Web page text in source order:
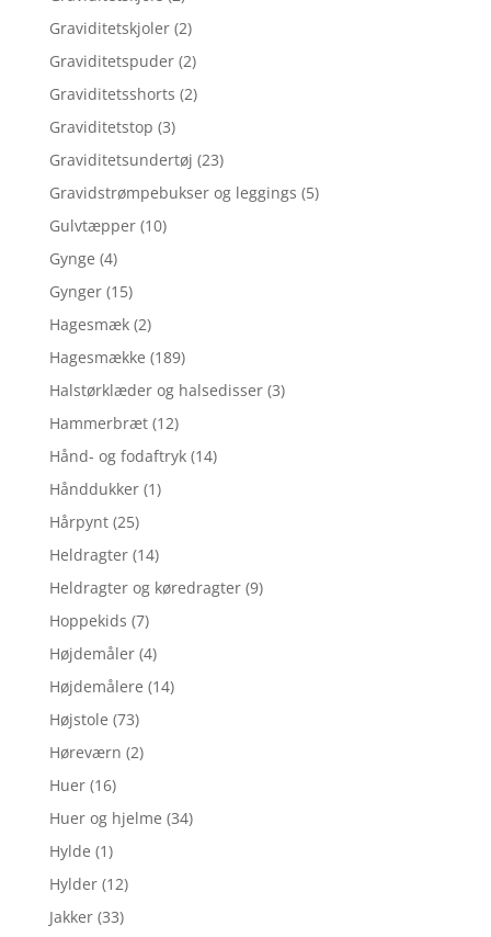
Graviditetskjoler (2)
Graviditetspuder (2)
Graviditetsshorts (2)
Graviditetstop (3)
Graviditetsundertøj (23)
Gravidstrømpebukser og leggings (5)
Gulvtæpper (10)
Gynge (4)
Gynger (15)
Hagesmæk (2)
Hagesmække (189)
Halstørklæder og halsedisser (3)
Hammerbræt (12)
Hånd- og fodaftryk (14)
Hånddukker (1)
Hårpynt (25)
Heldragter (14)
Heldragter og køredragter (9)
Hoppekids (7)
Højdemåler (4)
Højdemålere (14)
Højstole (73)
Høreværn (2)
Huer (16)
Huer og hjelme (34)
Hylde (1)
Hylder (12)
Jakker (33)